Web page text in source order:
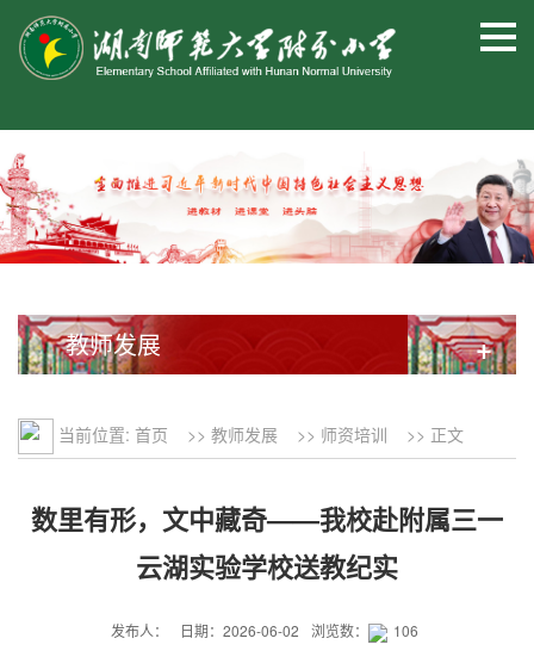
教师发展 +
当前位置: 首页 >> 教师发展 >> 师资培训 >> 正文
数里有形，文中藏奇——我校赴附属三一
云湖实验学校送教纪实
发布人： 日期：2026-06-02 浏览数： 106